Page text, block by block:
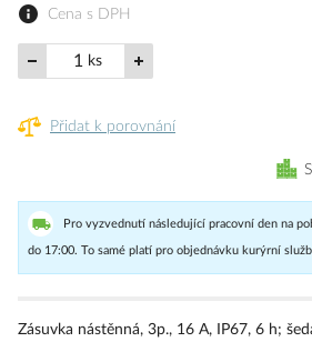
Cena s DPH
ks
Přidat k porovnání
Pro vyzvednutí následující pracovní den na
do 17:00. To samé platí pro objednávku kurýrní
Zásuvka nástěnná, 3p., 16 A, IP67, 6 h;